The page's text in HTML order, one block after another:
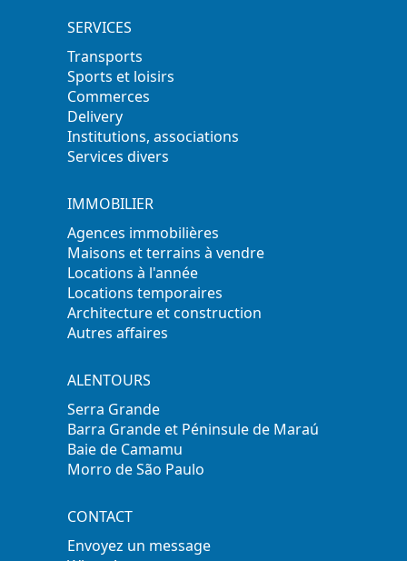
SERVICES
Transports
Sports et loisirs
Commerces
Delivery
Institutions, associations
Services divers
IMMOBILIER
Agences immobilières
Maisons et terrains à vendre
Locations à l'année
Locations temporaires
Architecture et construction
Autres affaires
ALENTOURS
Serra Grande
Barra Grande et Péninsule de Maraú
Baie de Camamu
Morro de São Paulo
CONTACT
Envoyez un message